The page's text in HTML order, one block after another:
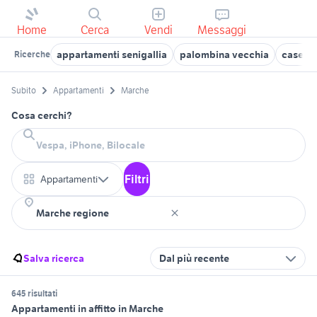
Home Cerca Vendi Messaggi
Ricerche appartamenti senigallia palombina vecchia case
Subito Appartamenti Marche
Cosa cerchi?
Appartamenti Filtri
Salva ricerca Dal più recente
645 risultati
Appartamenti in affitto in Marche